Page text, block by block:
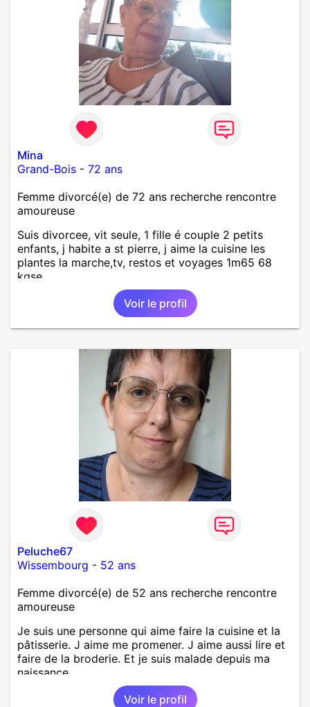
Mina
Grand-Bois - 72 ans
Femme divorcé(e) de 72 ans recherche rencontre
amoureuse
Suis divorcee, vit seule, 1 fille é couple 2 petits
enfants, j habite a st pierre, j aime la cuisine les
plantes la marche,tv, restos et voyages 1m65 68
kgse
Voir le profil
Peluche67
Wissembourg - 52 ans
Femme divorcé(e) de 52 ans recherche rencontre
amoureuse
Je suis une personne qui aime faire la cuisine et la
pâtisserie. J aime me promener. J aime aussi lire et
faire de la broderie. Et je suis malade depuis ma
naissance.
Voir le profil